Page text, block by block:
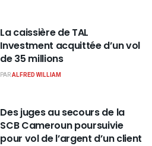
La caissière de TAL
Investment acquittée d’un vol
de 35 millions
PARALFRED WILLIAM
Des juges au secours de la
SCB Cameroun poursuivie
pour vol de l’argent d’un client